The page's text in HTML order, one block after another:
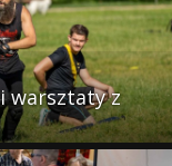
warsztaty z